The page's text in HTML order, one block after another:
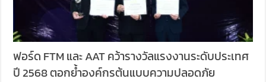
ฟอร์ด FTM และ AAT คว้ารางวัลแรงงานระดับประเทศ
ปี 2568 ตอกย้ำองค์กรต้นแบบความปลอดภัย